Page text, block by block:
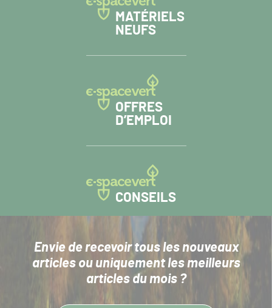
MATÉRIELS
NEUFS
OFFRES
D’EMPLOI
CONSEILS
Envie de recevoir tous les nouveaux
articlesou uniquement les meilleurs
articles du mois ?